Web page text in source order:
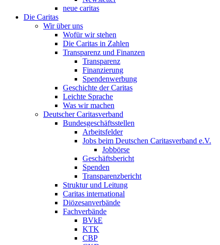
neue caritas
Die Caritas
Wir über uns
Wofür wir stehen
Die Caritas in Zahlen
Transparenz und Finanzen
Transparenz
Finanzierung
Spendenwerbung
Geschichte der Caritas
Leichte Sprache
Was wir machen
Deutscher Caritasverband
Bundesgeschäftsstellen
Arbeitsfelder
Jobs beim Deutschen Caritasverband e.V.
Jobbörse
Geschäftsbericht
Spenden
Transparenzbericht
Struktur und Leitung
Caritas international
Diözesanverbände
Fachverbände
BVkE
KTK
CBP